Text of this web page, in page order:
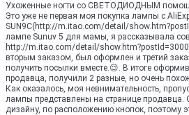
Ухоженные ногти со СВЕТОДИОДНЫМ
Это уже не первая моя покупка лампы с
SUN9С(http://m.itao.com/detail/
лампе Sunuv 5 для мамы, я рассказывала
http://m.itao.com/detail/
вторым заказом, был оформлен и третий
получить посылки вместе.😉. В итоге
продавца, получили 2 разные, но очень
Как оказалось, моя невнимательность,
лампы представлены на странице продавца.
дизайну, по расположению кнопок, поэтому